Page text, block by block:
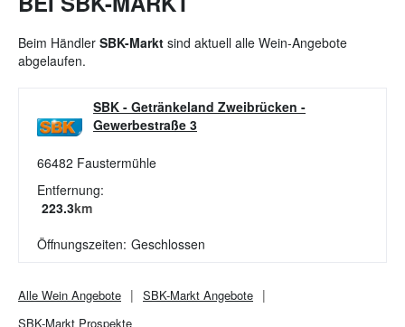
Beim Händler SBK-Markt sind aktuell alle Wein-Angebote
abgelaufen.
SBK - Getränkeland Zweibrücken -
Gewerbestraße 3
66482 Faustermühle
Entfernung:
223.3km
Öffnungszeiten: Geschlossen
Alle Wein Angebote SBK-Markt Angebote
SBK-Markt Prospekte